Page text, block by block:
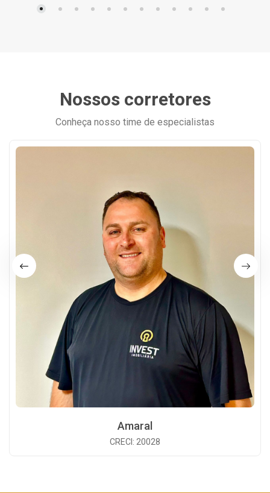
Nossos corretores
Conheça nosso time de especialistas
Amaral
CRECI: 20028